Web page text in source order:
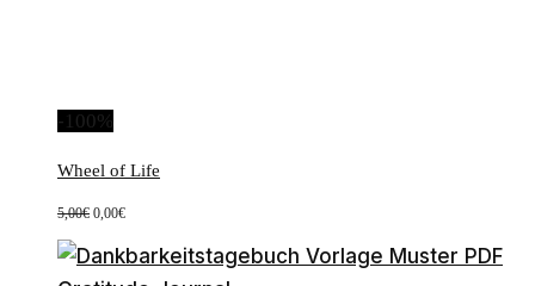
-100%
Wheel of Life
5,00€ Ursprünglicher
war:
5,00€
0,00€Aktueller
ist:
0,00€.